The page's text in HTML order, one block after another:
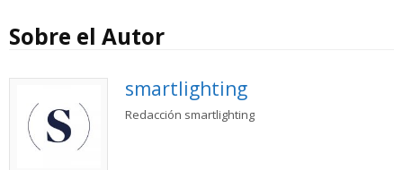
Sobre el Autor
smartlighting
Redacción smartlighting